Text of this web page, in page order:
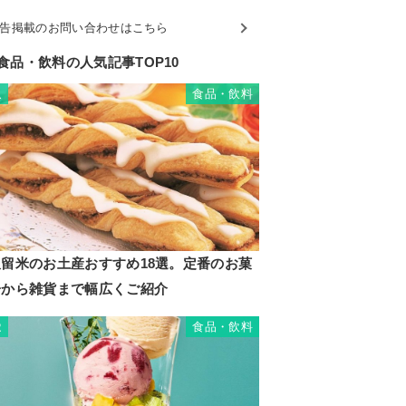
掲載のお問い合わせはこちら
品・飲料の人気記事TOP10
食品・飲料
米のお土産おすすめ18選。定番のお菓
ら雑貨まで幅広くご紹介
食品・飲料